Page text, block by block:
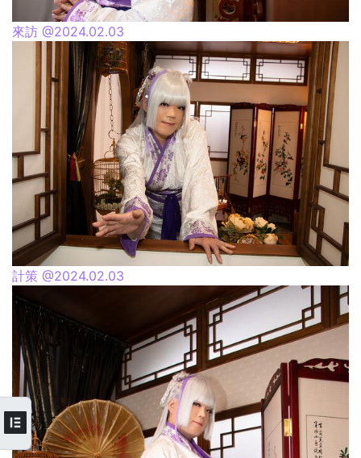
來訪 @2024.02.03
計策 @2024.02.03